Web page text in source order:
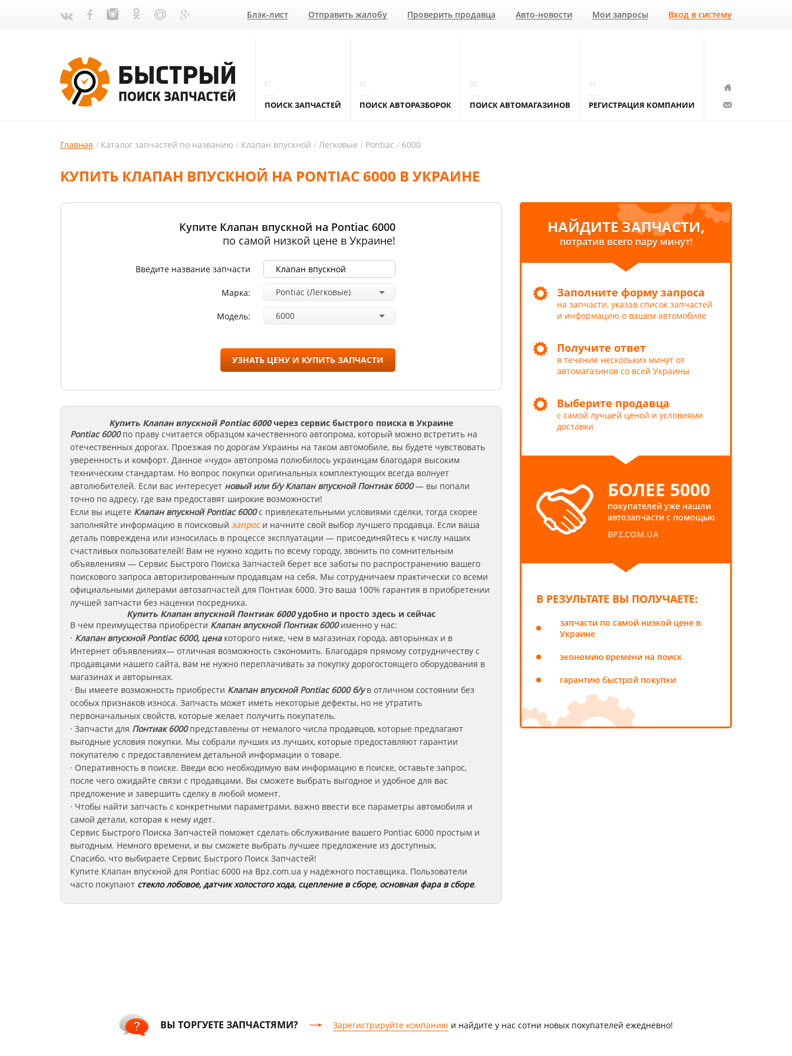
Блэк-лист Отправить жалобу Проверить продавца Авто-новости Мои запросы Вход в систему
ПОИСК ЗАПЧАСТЕЙ ПОИСК АВТОРАЗБОРОК ПОИСК АВТОМАГАЗИНОВ РЕГИСТРАЦИЯ КОМПАНИИ
Главная Каталог запчастей по названию Клапан впускной Легковые Pontiac 6000
КУПИТЬ КЛАПАН ВПУСКНОЙ НА PONTIAC 6000 В УКРАИНЕ
Купите Клапан впускной на Pontiac 6000
по самой низкой цене в Украине!
Введите название запчасти
Марка: Pontiac (Легковые)
Модель: 6000
УЗНАТЬ ЦЕНУ И КУПИТЬ ЗАПЧАСТИ
Купить Клапан впускной Pontiac 6000 через сервис быстрого поиска в Украине
Pontiac6000по праву считается образцом качественного автопрома, который можно встретить на
отечественных дорогах. Проезжая по дорогам Украины на таком автомобиле, вы будете чувствовать
уверенность и комфорт. Данное «чудо» автопрома полюбилось украинцам благодаря высоким
техническим стандартам. Но вопрос покупки оригинальных комплектующих всегда волнует
автолюбителей. Если вас интересует новый или б/у Клапан впускнойПонтиак6000— вы попали
точно по адресу, где вам предоставят широкие возможности!
Если вы ищете Клапан впускнойPontiac6000с привлекательными условиями сделки, тогда скорее
заполняйте информацию в поисковый запроси начните свой выбор лучшего продавца. Если ваша
деталь повреждена или износилась в процессе эксплуатации — присоединяйтесь к числу наших
счастливых пользователей! Вам не нужно ходить по всему городу, звонить по сомнительным
объявлениям — Сервис Быстрого Поиска Запчастей берет все заботы по распространению вашего
поискового запроса авторизированным продавцам на себя. Мы сотрудничаем практически со всеми
официальными дилерами автозапчастей для Понтиак 6000. Это ваша 100% гарантия в приобретении
лучшей запчасти без наценки посредника.
Купить Клапан впускной Понтиак 6000 удобно и просто здесь и сейчас
В чем преимущества приобрести Клапан впускнойПонтиак6000именно у нас:
· Клапан впускной Pontiac 6000, цена которого ниже, чем в магазинах города, авторынках и в
Интернет объявлениях— отличная возможность сэкономить. Благодаря прямому сотрудничеству с
продавцами нашего сайта, вам не нужно переплачивать за покупку дорогостоящего оборудования в
магазинах и авторынках.
· Вы имеете возможность приобрести Клапан впускной Pontiac 6000 б/ув отличном состоянии без
особых признаков износа. Запчасть может иметь некоторые дефекты, но не утратить
первоначальных свойств, которые желает получить покупатель.
· Запчасти для Понтиак 6000представлены от немалого числа продавцов, которые предлагают
выгодные условия покупки. Мы собрали лучших из лучших, которые предоставляют гарантии
покупателю с предоставлением детальной информации о товаре.
· Оперативность в поиске. Введи всю необходимую вам информацию в поиске, оставьте запрос,
после чего ожидайте связи с продавцами. Вы сможете выбрать выгодное и удобное для вас
предложение и завершить сделку в любой момент.
· Чтобы найти запчасть с конкретными параметрами, важно ввести все параметры автомобиля и
самой детали, которая к нему идет.
Сервис Быстрого Поиска Запчастей поможет сделать обслуживание вашего Pontiac 6000 простым и
выгодным. Немного времени, и вы сможете выбрать лучшее предложение из доступных.
Спасибо, что выбираете Сервис Быстрого Поиск Запчастей!
Купите Клапан впускной для Pontiac 6000 на Bpz.com.ua у надёжного поставщика. Пользователи
часто покупают стекло лобовое,датчик холостого хода, сцепление в сборе, основная фара в сборе.
НАЙДИТЕ ЗАПЧАСТИ,
потратив всего пару минут!
Заполните форму запроса
на запчасти, указав список запчастей
и информацию о вашем автомобиле
Получите ответ
в течение нескольких минут от
автомагазинов со всей Украины
Выберите продавца
с самой лучшей ценой и условиями
доставки
БОЛЕЕ 5000
покупателей уже нашли
автозапчасти с помощью
BPZ.COM.UA
В РЕЗУЛЬТАТЕ ВЫ ПОЛУЧАЕТЕ:
запчасти по самой низкой цене в
Украине
экономию времени на поиск
гарантию быстрой покупки
ВЫ ТОРГУЕТЕ ЗАПЧАСТЯМИ? Зарегистрируйте компанию и найдите у нас сотни новых покупателей ежедневно!